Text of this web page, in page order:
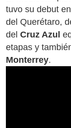
tuvo su debut
del Querétaro,
del Cruz Azul
etapas y
Monterrey.